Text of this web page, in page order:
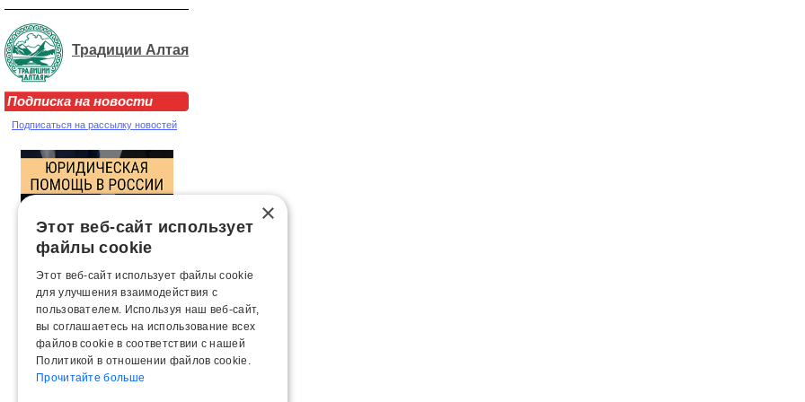
Традиции Алтая
Подписка на новости
Подписаться на рассылку новостей
×
Этот веб-сайт использует
файлы cookie
Этот веб-сайт использует файлы cookie
для улучшения взаимодействия с
пользователем. Используя наш веб-сайт,
вы соглашаетесь на использование всех
файлов cookie в соответствии с нашей
Политикой в ​​отношении файлов cookie.
Прочитайте больше